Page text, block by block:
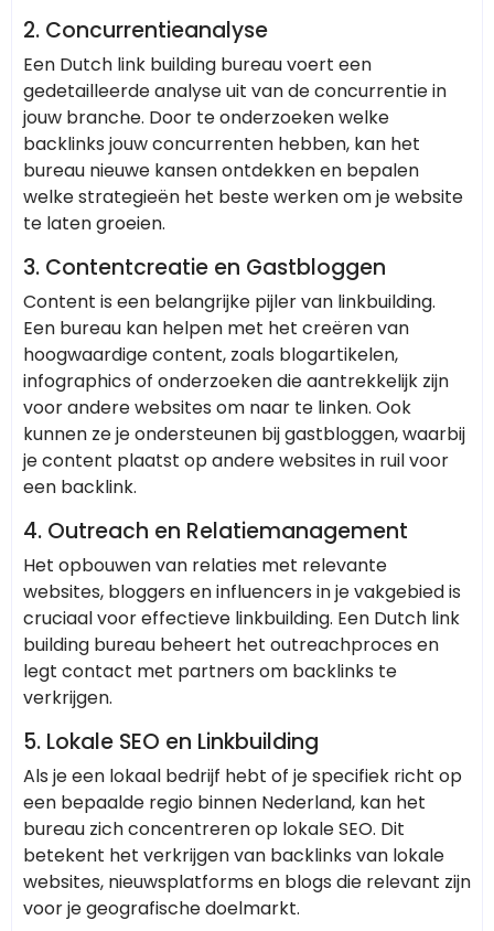
2. Concurrentieanalyse
Een Dutch link building bureau voert een
gedetailleerde analyse uit van de concurrentie in
jouw branche. Door te onderzoeken welke
backlinks jouw concurrenten hebben, kan het
bureau nieuwe kansen ontdekken en bepalen
welke strategieën het beste werken om je website
te laten groeien.
3. Contentcreatie en Gastbloggen
Content is een belangrijke pijler van linkbuilding.
Een bureau kan helpen met het creëren van
hoogwaardige content, zoals blogartikelen,
infographics of onderzoeken die aantrekkelijk zijn
voor andere websites om naar te linken. Ook
kunnen ze je ondersteunen bij gastbloggen, waarbij
je content plaatst op andere websites in ruil voor
een backlink.
4. Outreach en Relatiemanagement
Het opbouwen van relaties met relevante
websites, bloggers en influencers in je vakgebied is
cruciaal voor effectieve linkbuilding. Een Dutch link
building bureau beheert het outreachproces en
legt contact met partners om backlinks te
verkrijgen.
5. Lokale SEO en Linkbuilding
Als je een lokaal bedrijf hebt of je specifiek richt op
een bepaalde regio binnen Nederland, kan het
bureau zich concentreren op lokale SEO. Dit
betekent het verkrijgen van backlinks van lokale
websites, nieuwsplatforms en blogs die relevant zijn
voor je geografische doelmarkt.